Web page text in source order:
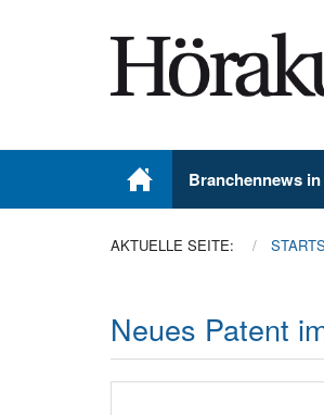
Branchennews
AKTUELLE SEITE:
Neues Patent